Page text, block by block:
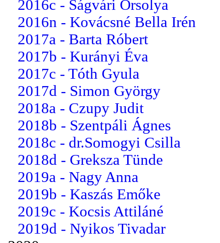
2016c - Ságvári Orsolya
2016n - Kovácsné Bella Irén
2017a - Barta Róbert
2017b - Kurányi Éva
2017c - Tóth Gyula
2017d - Simon György
2018a - Czupy Judit
2018b - Szentpáli Ágnes
2018c - dr.Somogyi Csilla
2018d - Greksza Tünde
2019a - Nagy Anna
2019b - Kaszás Emőke
2019c - Kocsis Attiláné
2019d - Nyikos Tivadar